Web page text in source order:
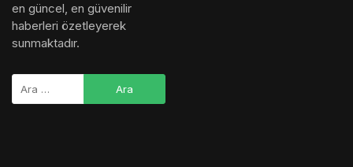
en güncel, en güvenilir
haberleri özetleyerek
sunmaktadır.